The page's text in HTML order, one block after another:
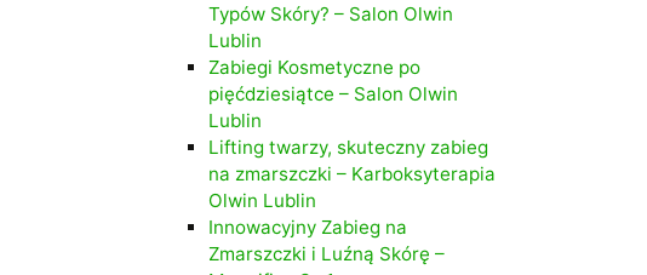
Typów Skóry? – Salon Olwin
Lublin
Zabiegi Kosmetyczne po
pięćdziesiątce – Salon Olwin
Lublin
Lifting twarzy, skuteczny zabieg
na zmarszczki – Karboksyterapia
Olwin Lublin
Innowacyjny Zabieg na
Zmarszczki i Luźną Skórę –